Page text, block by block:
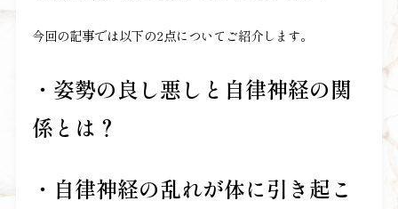
今回の記事では以下の2点についてご紹介します。
・姿勢の良し悪しと自律神経の関
係とは？
・自律神経の乱れが体に引き起こ